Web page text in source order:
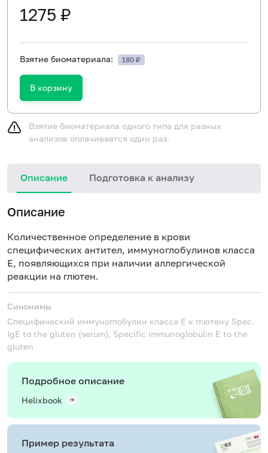
1275 ₽
Взятие биоматериала: 180 ₽
В корзину
Взятие биоматериала одного типа для разных
анализов оплачивается один раз.
Описание Подготовка к анализу
Описание
Количественное определение в крови
специфических антител, иммуноглобулинов класса
E, появляющихся при наличии аллергической
реакции на глютен.
Синонимы
Специфический иммуноглобулин класса Е к глютену Spec.
IgE to the gluten (serum), Specific immunoglobulin E to the
gluten
Подробное описание
Helixbook
Пример результата